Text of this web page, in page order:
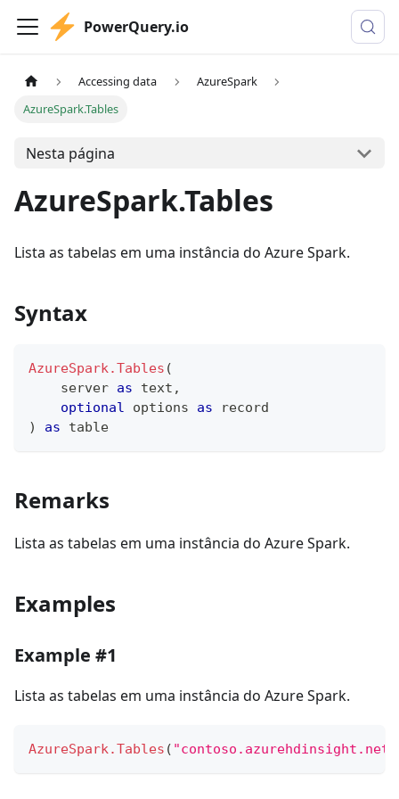
PowerQuery.io
Accessing data
AzureSpark
AzureSpark.Tables
Nesta página
AzureSpark.Tables
Lista as tabelas em uma instância do Azure Spark.
Syntax
AzureSpark.Tables (
    server
as text ,
optional options as
record
)
as table
Remarks
Lista as tabelas em uma instância do Azure Spark.
Examples
Example #1
Lista as tabelas em uma instância do Azure Spark.
AzureSpark.Tables ( "contoso.azurehdinsight.net"